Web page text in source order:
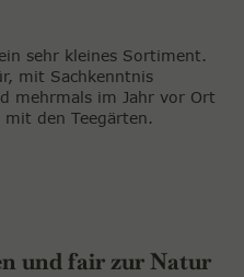
sehr kleines Sortiment.
mit Sachkenntnis
mehrmals im Jahr vor Ort
den Teegärten.
und fair zur Natur